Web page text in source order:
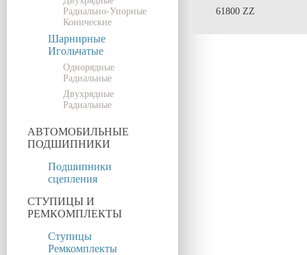
Радиально-Упорные
Конические
Шарнирные
Игольчатые
Однорядные
Радиальные
Двухрядные
Радиальные
АВТОМОБИЛЬНЫЕ
ПОДШИПНИКИ
Подшипники
сцепления
СТУПИЦЫ И
РЕМКОМПЛЕКТЫ
Ступицы
Ремкомплекты
61800 ZZ